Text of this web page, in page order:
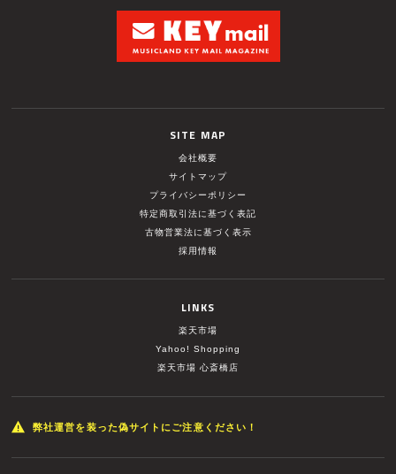
SITE MAP
会社概要
サイトマップ
プライバシーポリシー
特定商取引法に基づく表記
古物営業法に基づく表示
採用情報
LINKS
楽天市場
Yahoo! Shopping
楽天市場 心斎橋店
弊社運営を装った偽サイトにご注意ください！